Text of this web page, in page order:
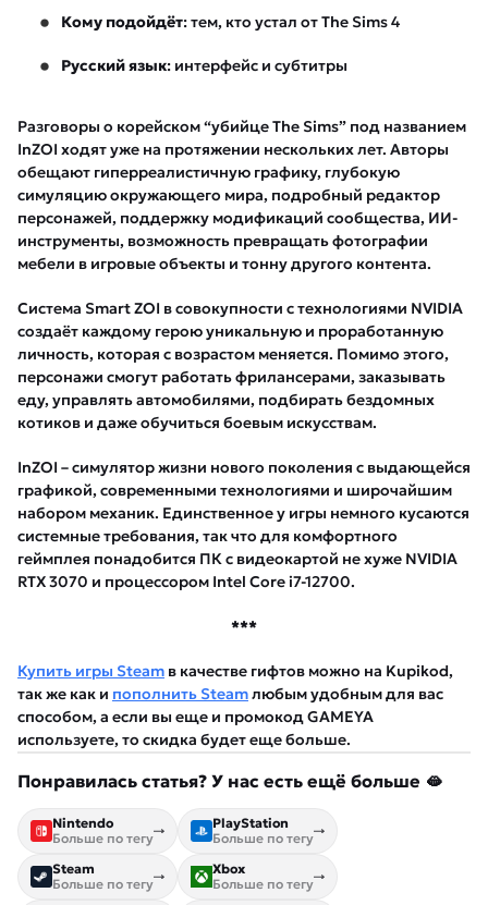
Кому подойдёт: тем, кто устал от The Sims 4
Русский язык: интерфейс и субтитры
Разговоры о корейском “убийце The Sims” под названием
InZOI ходят уже на протяжении нескольких лет. Авторы
обещают гиперреалистичную графику, глубокую
симуляцию окружающего мира, подробный редактор
персонажей, поддержку модификаций сообщества, ИИ-
инструменты, возможность превращать фотографии
мебели в игровые объекты и тонну другого контента.
Система Smart ZOI в совокупности с технологиями NVIDIA
создаёт каждому герою уникальную и проработанную
личность, которая с возрастом меняется. Помимо этого,
персонажи смогут работать фрилансерами, заказывать
еду, управлять автомобилями, подбирать бездомных
котиков и даже обучиться боевым искусствам.
InZOI – симулятор жизни нового поколения с выдающейся
графикой, современными технологиями и широчайшим
набором механик. Единственное у игры немного кусаются
системные требования, так что для комфортного
геймплея понадобится ПК с видеокартой не хуже NVIDIA
RTX 3070 и процессором Intel Core i7-12700.
***
Купить игры Steam в качестве гифтов можно на Kupikod,
так же как и пополнить Steamлюбым удобным для вас
способом, а если вы еще и промокод GAMEYA
используете, то скидка будет еще больше.
Понравилась статья? У нас есть ещё больше 🫦
Nintendo
Больше по тегу
PlayStation
Больше по тегу
Steam
Больше по тегу
Xbox
Больше по тегу